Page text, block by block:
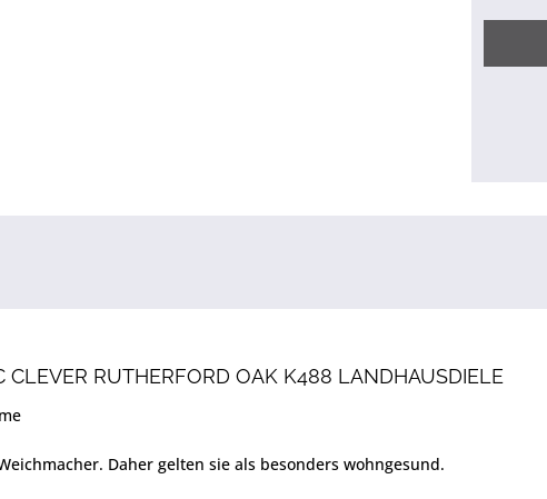
RUTHERFORD OAK K488 LANDHAUSDIELE
Daher gelten sie als besonders wohngesund.